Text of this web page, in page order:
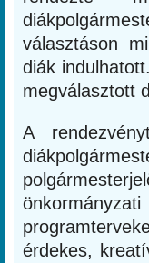
választáson
diák
megválasztott
A
érdekes,